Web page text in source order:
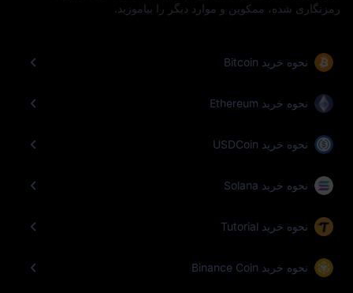
رمزنگاری شده، ممکوین و موارد دیگر را بیاموزید.
نحوه خرید Bitcoin
نحوه خرید Ethereum
نحوه خرید USDCoin
نحوه خرید Solana
نحوه خرید Tutorial
نحوه خرید Binance Coin